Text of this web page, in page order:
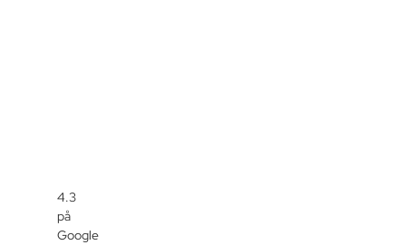
4.3
på
Google